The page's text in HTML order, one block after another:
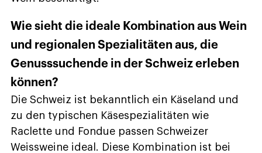
Wie sieht die ideale Kombination aus Wein
und regionalen Spezialitäten aus, die
Genusssuchende in der Schweiz erleben
können?
Die Schweiz ist bekanntlich ein Käseland und
zu den typischen Käsespezialitäten wie
Raclette und Fondue passen Schweizer
Weissweine ideal. Diese Kombination ist bei